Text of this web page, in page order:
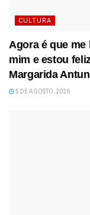
CULTURA
Agora é que
mim e estou
Margarida
5 DE AGOSTO, 2026